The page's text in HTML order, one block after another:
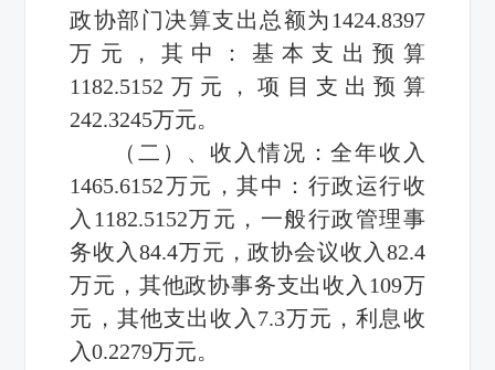
政协部门决算支出总额为1424.8397
万元，其中：基本支出预算
1182.5152万元，项目支出预算
242.3245万元。
（二）、收入情况：全年收入
1465.6152万元，其中：行政运行收
入1182.5152万元，一般行政管理事
务收入84.4万元，政协会议收入82.4
万元，其他政协事务支出收入109万
元，其他支出收入7.3万元，利息收
入0.2279万元。